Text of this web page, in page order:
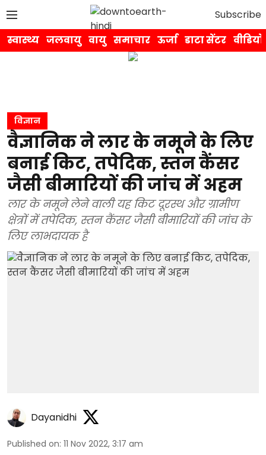
Subscribe
स्वास्थ्य जलवायु वायु समाचार ऊर्जा डाटा सेंटर वीडियो
विज्ञान
वैज्ञानिक ने लार के नमूने के लिए
बनाई किट, तपेदिक, स्तन कैंसर
जैसी बीमारियों की जांच में अहम
लार के नमूने लेने वाली यह किट दूरस्थ और ग्रामीण
क्षेत्रों में तपेदिक, स्तन कैंसर जैसी बीमारियों की जांच के
लिए लाभदायक है
Dayanidhi
Published on: 11 Nov 2022, 3:17 am